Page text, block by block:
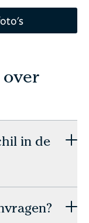
over
in de